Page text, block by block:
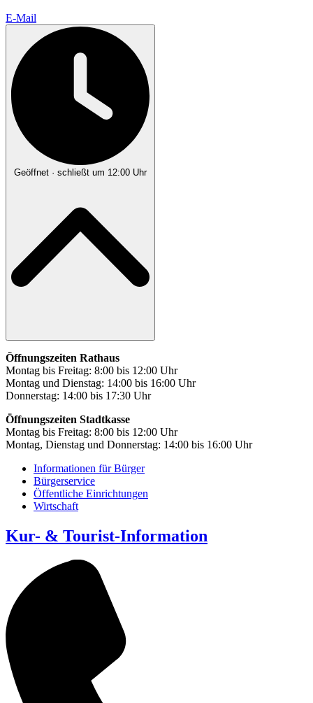
E-Mail
Geöffnet · schließt um 12:00 Uhr
Öffnungszeiten Rathaus
Montag bis Freitag: 8:00 bis 12:00 Uhr
Montag und Dienstag: 14:00 bis 16:00 Uhr
Donnerstag: 14:00 bis 17:30 Uhr
Öffnungszeiten Stadtkasse
Montag bis Freitag: 8:00 bis 12:00 Uhr
Montag, Dienstag und Donnerstag: 14:00 bis 16:00 Uhr
Informationen für Bürger
Bürgerservice
Öffentliche Einrichtungen
Wirtschaft
Kur- & Tourist-Information